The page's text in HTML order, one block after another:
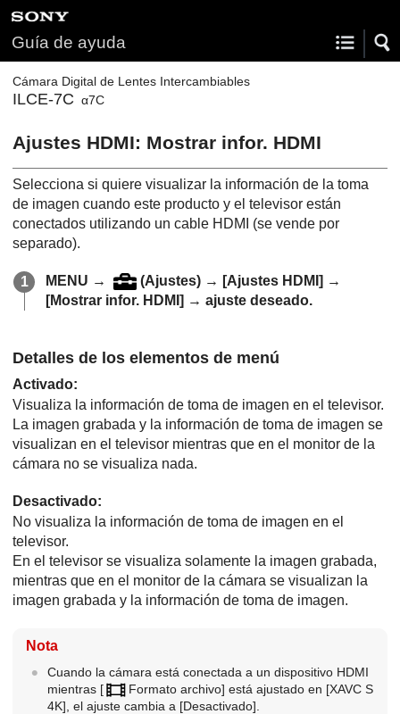
Guía de ayuda
Cámara Digital de Lentes Intercambiables
ILCE-7C α7C
Ajustes HDMI: Mostrar infor. HDMI
Selecciona si quiere visualizar la información de la toma
de imagen cuando este producto y el televisor están
conectados utilizando un cable HDMI (se vende por
separado).
MENU → (Ajustes) → [Ajustes HDMI] →
[Mostrar infor. HDMI] → ajuste deseado.
Detalles de los elementos de menú
Activado:
Visualiza la información de toma de imagen en el televisor.
La imagen grabada y la información de toma de imagen se
visualizan en el televisor mientras que en el monitor de la
cámara no se visualiza nada.
Desactivado:
No visualiza la información de toma de imagen en el
televisor.
En el televisor se visualiza solamente la imagen grabada,
mientras que en el monitor de la cámara se visualizan la
imagen grabada y la información de toma de imagen.
Nota
Cuando la cámara está conectada a un dispositivo HDMI
mientras [ Formato archivo] está ajustado en [XAVC S
4K] , el ajuste cambia a [Desactivado]